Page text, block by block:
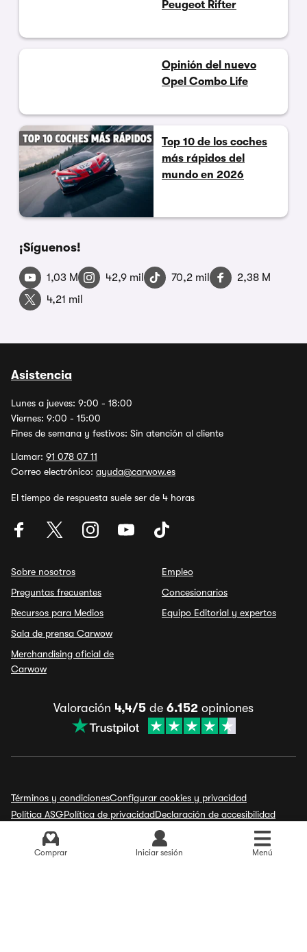
Comprar Iniciar sesión Menú
Peugeot Rifter
Opinión del nuevo
Opel Combo Life
Top 10 de los coches
más rápidos del
mundo en 2026
¡Síguenos!
1,03 M 42,9 mil 70,2 mil
2,38 M
4,21 mil
Asistencia
Lunes a jueves: 9:00 - 18:00
Viernes: 9:00 - 15:00
Fines de semana y festivos: Sin atención al cliente
Llamar: 91 078 07 11
Correo electrónico: ayuda@carwow.es
El tiempo de respuesta suele ser de 4 horas
Sobre nosotros
Preguntas frecuentes
Recursos para Medios
Sala de prensa Carwow
Merchandising oficial de
Carwow
Empleo
Concesionarios
Equipo Editorial y expertos
Valoración 4,4/5 de 6.152 opiniones
Términos y condicionesConfigurar cookies y privacidad
Política ASGPolítica de privacidadDeclaración de accesibilidad
Aviso legal